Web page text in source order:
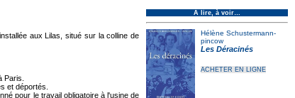
À lire, à voir…
Hélène Schustermann-
pincow
Les Déracinés
ACHETER EN LIGNE
aux Lilas, situé sur la colline de
Paris.
et déportés.
pour le travail obligatoire à l'usine de